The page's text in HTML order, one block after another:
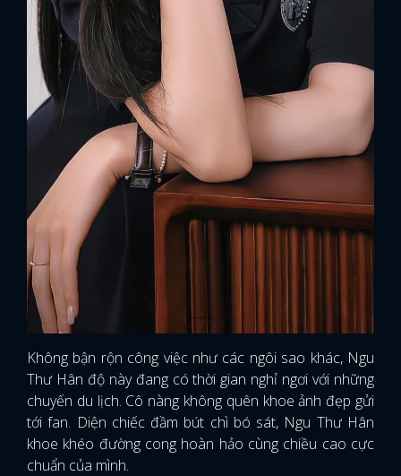
Không bận rộn công việc như các ngôi sao khác, Ngu
Thư Hân độ này đang có thời gian nghỉ ngơi với những
chuyến du lịch. Cô nàng không quên khoe ảnh đẹp gửi
tới fan. Diện chiếc đầm bút chì bó sát, Ngu Thư Hân
khoe khéo đường cong hoàn hảo cùng chiều cao cực
chuẩn của mình.